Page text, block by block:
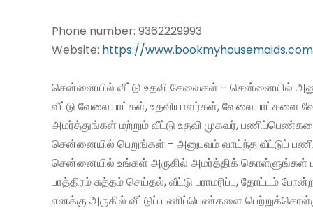
Phone number: 9362229993
Website: https://
சென்னையில் வீட்டு உதவி சேவைகள் - சென்னையில்
வீட்டு வேலையாட்கள், உதவியாளர்கள், வேலையாட்களை
அமர்த்துங்கள் மற்றும் வீட்டு உதவி முகவர்,
சென்னையில் பெறுங்கள் - அனுபவம் வாய்ந்த வீட்டுப்
சென்னையில் உங்கள் அருகில் அமர்த்திக் கொள்ளுங்கள்
பாத்திரம் சுத்தம் செய்தல், வீட்டு பராமரிப்பு, தோட்டம்
எனக்கு அருகில் வீட்டுப் பணிப்பெண்களை